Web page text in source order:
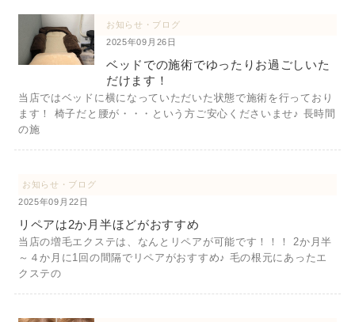
お知らせ・ブログ
2025年09月26日
ベッドでの施術でゆったりお過ごしいた
だけます！
当店ではベッドに横になっていただいた状態で施術を行っており
ます！ 椅子だと腰が・・・という方ご安心くださいませ♪ 長時間
の施
お知らせ・ブログ
2025年09月22日
リペアは2か月半ほどがおすすめ
当店の増毛エクステは、なんとリペアが可能です！！！ 2か月半
～４か月に1回の間隔でリペアがおすすめ♪ 毛の根元にあったエ
クステの